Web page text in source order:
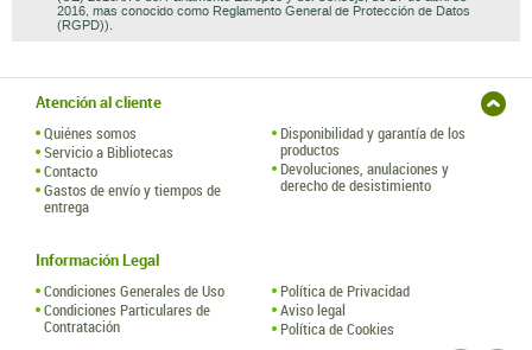
2016, mas conocido como Reglamento General de Protección de Datos
(RGPD)).
Atención al cliente
Quiénes somos
Servicio a Bibliotecas
Contacto
Gastos de envío y tiempos de
entrega
Disponibilidad y garantía de los
productos
Devoluciones, anulaciones y
derecho de desistimiento
Información Legal
Condiciones Generales de Uso
Condiciones Particulares de
Contratación
Política de Privacidad
Aviso legal
Política de Cookies